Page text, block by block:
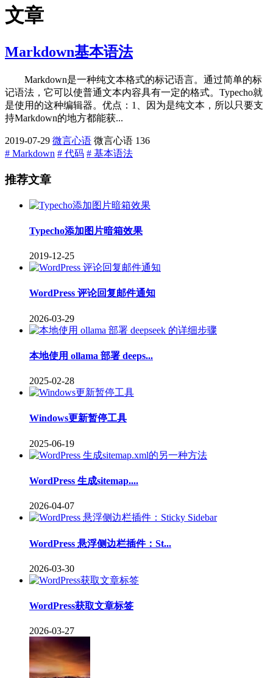
文章
Markdown基本语法
Markdown是一种纯文本格式的标记语言。通过简单的标
记语法，它可以使普通文本内容具有一定的格式。Typecho就
是使用的这种编辑器。优点：1、因为是纯文本，所以只要支
持Markdown的地方都能获...
2019-07-29 微言心语 微言心语 136
# Markdown # 代码 # 基本语法
推荐文章
Typecho添加图片暗箱效果
2019-12-25
WordPress 评论回复邮件通知
2026-03-29
本地使用 ollama 部署 deeps...
2025-02-28
Windows更新暂停工具
2025-06-19
WordPress 生成sitemap....
2026-04-07
WordPress 悬浮侧边栏插件：St...
2026-03-30
WordPress获取文章标签
2026-03-27